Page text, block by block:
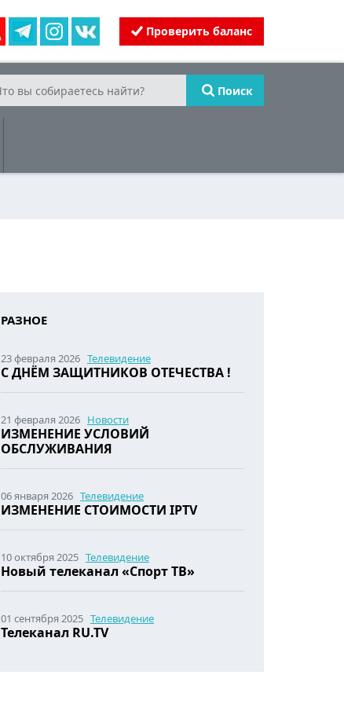
Проверить баланс
Поиск
РАЗНОЕ
23 февраля 2026 Телевидение
С ДНЁМ ЗАЩИТНИКОВ ОТЕЧЕСТВА !
21 февраля 2026 Новости
ИЗМЕНЕНИЕ УСЛОВИЙ
ОБСЛУЖИВАНИЯ
06 января 2026 Телевидение
ИЗМЕНЕНИЕ СТОИМОСТИ IPTV
10 октября 2025 Телевидение
Новый телеканал «Спорт ТВ»
01 сентября 2025 Телевидение
Телеканал RU.TV